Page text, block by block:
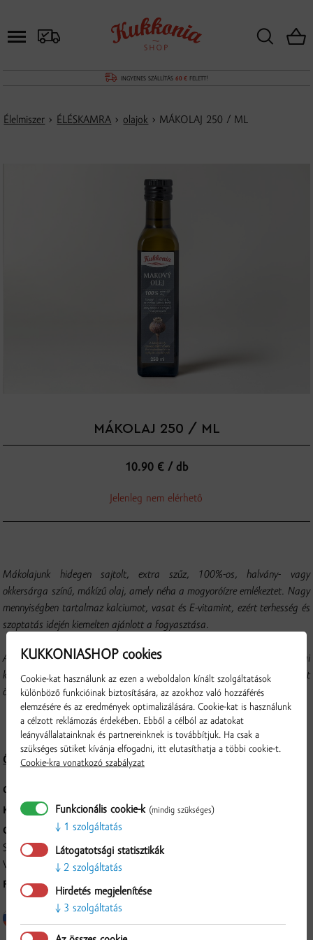
INGYENES SZÁLLÍTÁS 60 € FELETT!
Élelmiszer › ÉLÉSKAMRA › olajok › MÁKOLAJ 250 / ML
MÁKOLAJ 250 / ML
10.90 € / db
Jelenleg nem elérhető
Mákolajunk hidegen sajtolt, extra szűz, 100%-os, halvány- vagy
okkersárga színű, mákízű olaj, amely néha a mogyoróízre emlékeztet. Nagy
mennyiségben tartalmaz kalciumot, vasat és E-vitamint, ezért terhesség és
szoptatás idején kiemelten ajánlott a fogyasztása.
A mákolaj ízletes és kellemes illatú olaj, mind főzéshez, mind hidegkonyhai
készítményekhez használható. Édes és sós ételek, salátaöntetek kedvelt
összetevője, de sütésre is alkalmas.
Összetétel és tápérték
CSOMAGOLÁS:
KARTONOS KISZERELÉS: 6 db
GYÁRTÓ:
SLOVAK MAK, s.r.o., Trnavská cesta, 920 41, Leopoldoov, Prevádzka:
Veľké Blahovo
FELDOLGOZÁS MÓDJA: Hidegen sajtolt.
KUKKONIASHOP cookies
Cookie-kat használunk az ezen a weboldalon kínált szolgáltatások
különböző funkcióinak biztosítására, az azokhoz való hozzáférés
elemzésére és az eredmények optimalizálására. Cookie-kat is használunk
a célzott reklámozás érdekében. Ebből a célból az adatokat
leányvállalatainknak és partnereinknek is továbbítjuk. Ha csak a
szükséges sütiket kívánja elfogadni, itt elutasíthatja a többi cookie-t.
Cookie-kra vonatkozó szabályzat
Funkcionális cookie-k (mindig szükséges)
1 szolgáltatás
Látogatotsági statisztikák
2 szolgáltatás
Hirdetés megjelenítése
3 szolgáltatás